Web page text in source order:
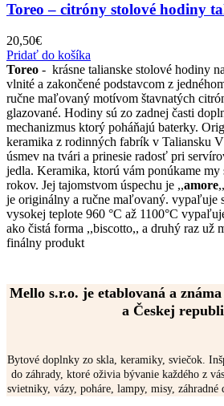
Toreo – citróny stolové hodiny
20,50€
Pridať do košíka
Toreo - krásne talianske stolové hodiny
vlnité a zakončené podstavcom z
ručne maľovaný motívom štavnatých
glazované. Hodiny sú zo zadnej časti
mechanizmus ktorý poháňajú baterky.
keramika z rodinných fabrík v Taliansku
úsmev na tvári a prinesie radosť pri
jedla. Keramika, ktorú vám ponúkame my
rokov. Jej tajomstvom úspechu je ,,amore
je originálny a ručne maľovaný. vypaľuje
vysokej teplote 960 °C až 1100°C
ako čistá forma ,,biscotto,, a druhý raz už
finálny produkt
Mello s.r.o. je etablovaná a
a Českej
Bytové doplnky zo skla, keramiky, sviečok.
do záhrady, ktoré oživia bývanie každého z
svietniky, vázy, poháre, lampy, misy, záhradné